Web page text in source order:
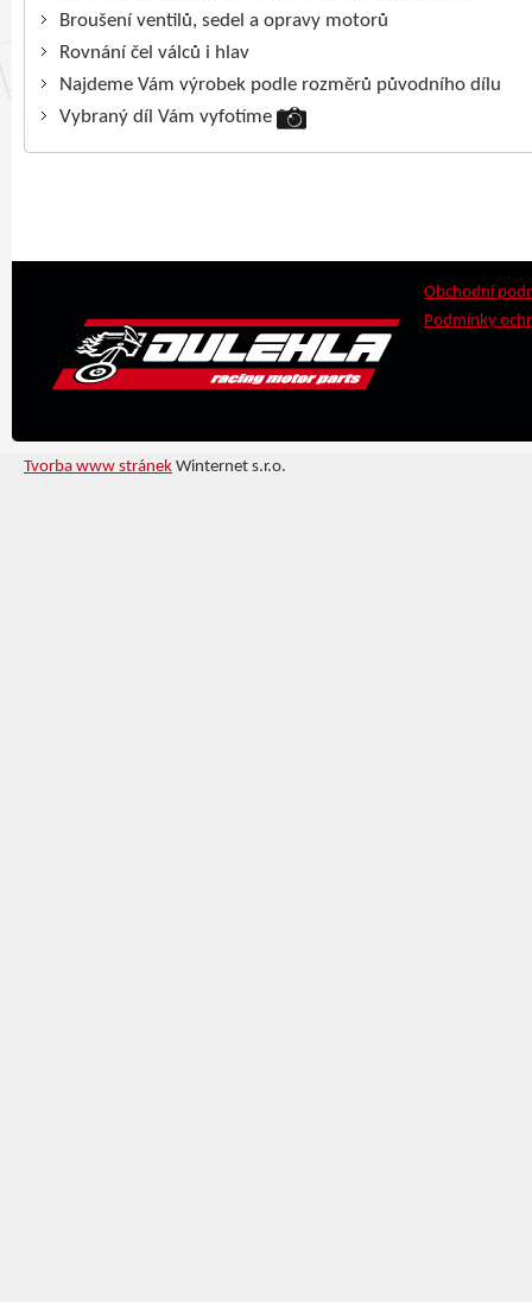
Broušení ventilů, sedel a opravy motorů
Rovnání čel válců i hlav
Najdeme Vám výrobek podle rozměrů původního dílu
Vybraný díl Vám vyfotíme
Obchodní
Podmínky
Tvorba www stránek Winternet s.r.o.